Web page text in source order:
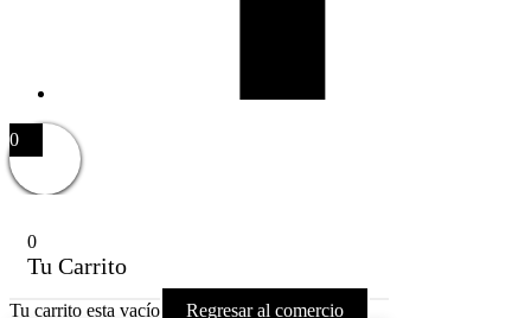
0
0
Tu Carrito
Tu carrito esta vacío Regresar al comercio